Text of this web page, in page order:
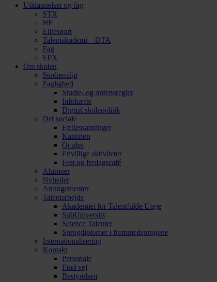
Uddannelser og fag
STX
HF
Elitesport
Talentakademi – DTA
Fag
EPX
Om skolen
Studiemiljø
Faglighed
Studie- og ordensregler
Infohæfte
Digital skolepolitik
Det sociale
Fællessamlinger
Kantinen
Oculus
Frivillige aktiviteter
Fest og fredagscafé
Alumner
Nyheder
Arrangementer
Talentarbejde
Akademiet for Talentfulde Unge
SubUniversity
Science Talenter
Sprogdiplomer i fremmedsprogene
Internationalisering
Kontakt
Personale
Find vej
Bestyrelsen